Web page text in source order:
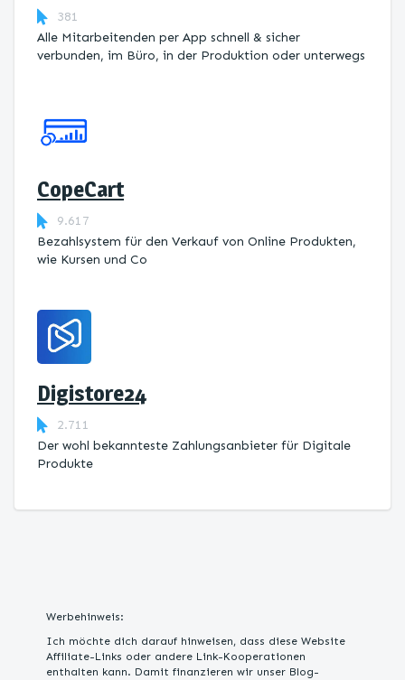
381
Alle Mitarbeitenden per App schnell & sicher
verbunden, im Büro, in der Produktion oder unterwegs
CopeCart
9.617
Bezahlsystem für den Verkauf von Online Produkten,
wie Kursen und Co
Digistore24
2.711
Der wohl bekannteste Zahlungsanbieter für Digitale
Produkte
Werbehinweis:
Ich möchte dich darauf hinweisen, dass diese Website
Affiliate-Links oder andere Link-Kooperationen
enthalten kann. Damit finanzieren wir unser Blog-